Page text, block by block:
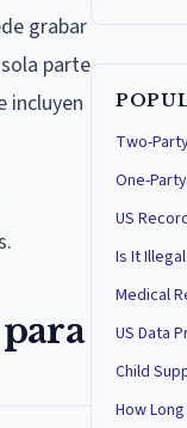
grabar
parte
incluyen
Two-
One-
US
Is It
Medical
US Data
Child
How